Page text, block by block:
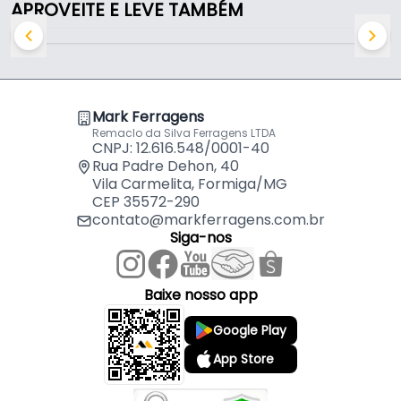
Características:
- Marca: Mtx
- Material: Aço Revestido em Diamante
- Formato da haste de encaixe: Triangular
- Tipo de corte: Reto
- Diâmetro da broca: 14 Mm - (1,4 Cm)
- Comprimento da broca: 67 Mm - (6,7 Cm)
- Indicada para: Vidro / Cerâmica
- Obrigatório uso de água: Sim
- Conteúdo de embalagem: 01 Broca Diamantada
Com Haste Triangular Para Furar Vidro E Cerâmica
por R$43,98
APROVEITE E LEVE TAMBÉM
Mark Ferragens
Remaclo da Silva Ferragens LTDA
CNPJ: 12.616.548/0001-40
Rua Padre Dehon, 40
Vila Carmelita, Formiga/MG
CEP 35572-290
contato@markferragens.com.br
Siga-nos
Baixe nosso app
Google Play
App Store